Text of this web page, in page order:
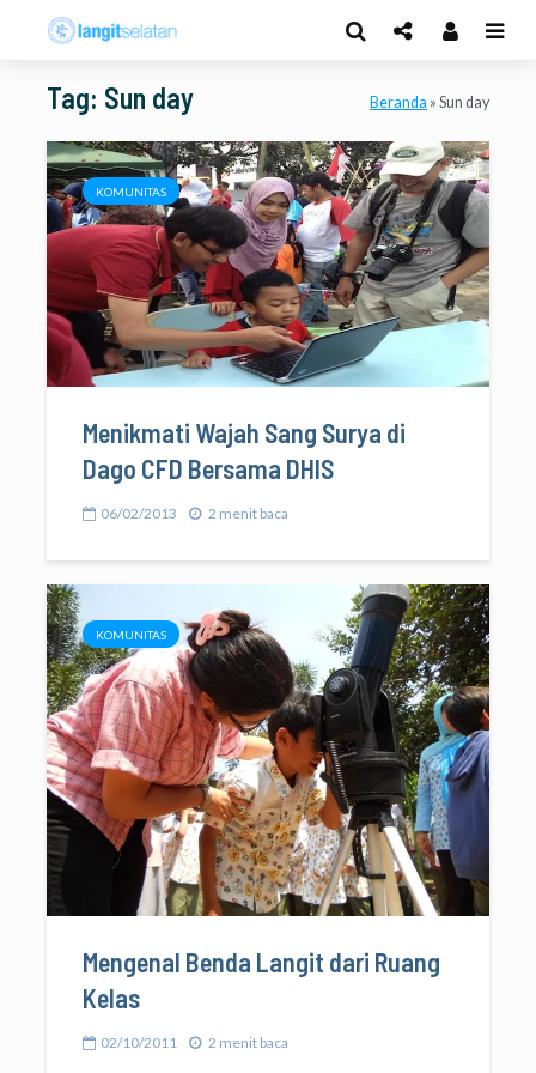
Tag: Sun day Beranda » Sun day
KOMUNITAS
Menikmati Wajah Sang Surya di
Dago CFD Bersama DHIS
06/02/2013 2 menit baca
KOMUNITAS
Mengenal Benda Langit dari Ruang
Kelas
02/10/2011 2 menit baca